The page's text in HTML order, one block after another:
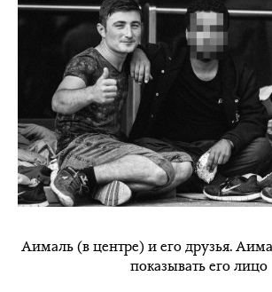
Аималь (в центре) и его друзья.
показывать его лицо